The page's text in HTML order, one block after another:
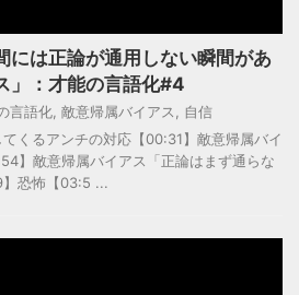
には正論が通用しない瞬間があ
」：才能の言語化#4
言語化 敵意帰属バイアス
自信
くるアンチの対応【00:31】敵意帰属バイ
】敵意帰属バイアス「正論はまず通らな
恐怖【03:5 ...